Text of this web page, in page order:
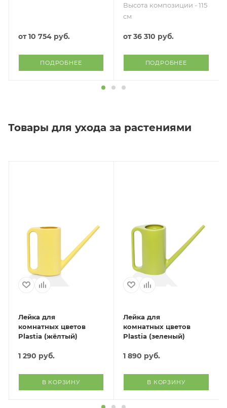
от10 754 руб.
ПОДРОБНЕЕ
Высота композиции - 115
см
от36 310 руб.
ПОДРОБНЕЕ
Товары для ухода за растениями
Лейка для
комнатных цветов
Plastia (жёлтый)
1 290 руб.
В КОРЗИНУ
Лейка для
комнатных цветов
Plastia (зеленый)
1 890 руб.
В КОРЗИНУ